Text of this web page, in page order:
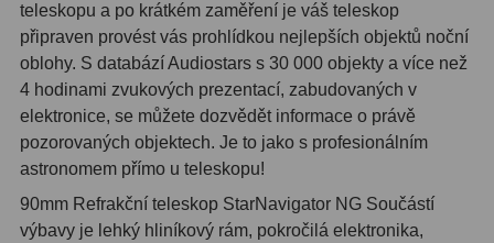
Barlow 4x3
Barlow 5x8
Převracecí4
Hledáčky28
Optické hledáčky15
teleskopu a po krátkém zaměření je váš teleskop
připraven provést vás prohlídkou nejlepších objektů noční
oblohy. S databází Audiostars s 30 000 objekty a více než
4 hodinami zvukových prezentací, zabudovaných v
elektronice, se můžete dozvědět informace o právě
pozorovaných objektech. Je to jako s profesionálním
astronomem přímo u teleskopu!
90mm Refrakční teleskop StarNavigator NG Součástí
výbavy je lehký hliníkový rám, pokročilá elektronika,